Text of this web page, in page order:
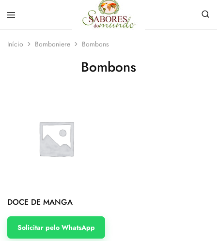
do
Mundo
loja
de
Especiarias
Início Bomboniere Bombons
Bombons
DOCE DE MANGA
Solicitar pelo WhatsApp